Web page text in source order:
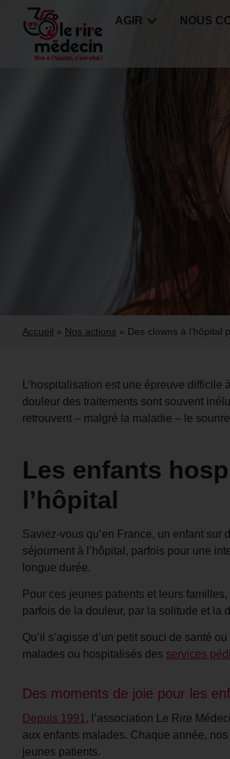
AGIR NOUS
Accueil » Nos actions » Des clowns à l’hôpital
L’hospitalisation est une épreuve
douleur des traitements sont souvent
retrouvent – malgré la maladie – le
Les enfants
l’hôpital
Saviez-vous qu’en France, un enfant sur
séjournent à l’hôpital, parfois pour une
longue durée.
Pour ces jeunes patients et leurs
parfois de la douleur, par la solitude et la
Qu’il s’agisse d’un petit souci de santé
malades ou hospitalisés des services
Des moments de joie pour les
Depuis 1991, l’association Le Rire
aux enfants malades. Chaque année,
jeunes patients.